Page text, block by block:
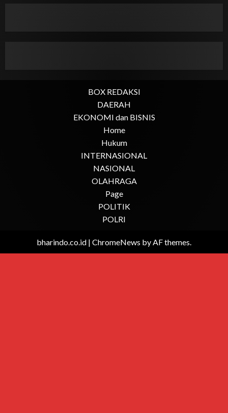
BOX REDAKSI
DAERAH
EKONOMI dan BISNIS
Home
Hukum
INTERNASIONAL
NASIONAL
OLAHRAGA
Page
POLITIK
POLRI
bharindo.co.id | ChromeNews by AF themes.